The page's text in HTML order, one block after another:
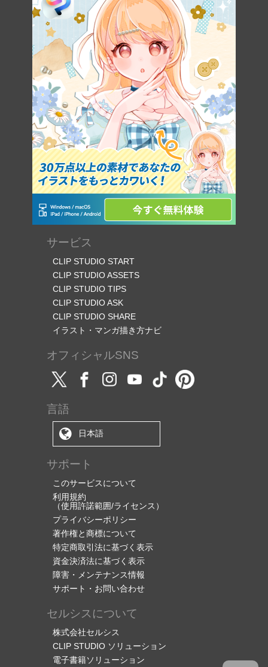
サービス
CLIP STUDIO START
CLIP STUDIO ASSETS
CLIP STUDIO TIPS
CLIP STUDIO ASK
CLIP STUDIO SHARE
イラスト・マンガ描き方ナビ
オフィシャルSNS
言語
日本語
サポート
このサービスについて
利用規約
（使用許諾範囲/ライセンス）
プライバシーポリシー
著作権と商標について
特定商取引法に基づく表示
資金決済法に基づく表示
障害・メンテナンス情報
サポート・お問い合わせ
セルシスについて
株式会社セルシス
CLIP STUDIO ソリューション
電子書籍ソリューション